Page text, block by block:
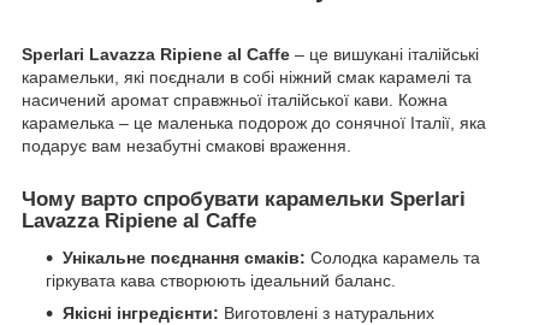
Sperlari Lavazza Ripiene al Caffe – це вишукані італійські
карамельки, які поєднали в собі ніжний смак карамелі та
насичений аромат справжньої італійської кави. Кожна
карамелька – це маленька подорож до сонячної Італії, яка
подарує вам незабутні смакові враження.
Чому варто спробувати карамельки Sperlari
Lavazza Ripiene al Caffe
Унікальне поєднання смаків: Солодка карамель та
гіркувата кава створюють ідеальний баланс.
Якісні інгредієнти: Виготовлені з натуральних